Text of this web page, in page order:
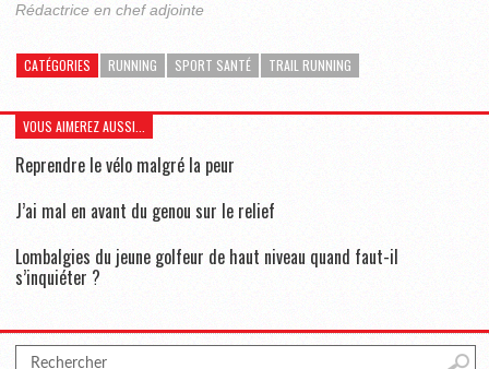
Rédactrice en chef adjointe
CATÉGORIES RUNNING SPORT SANTÉ TRAIL RUNNING
VOUS AIMEREZ AUSSI...
Reprendre le vélo malgré la peur
J’ai mal en avant du genou sur le relief
Lombalgies du jeune golfeur de haut niveau quand faut-il
s’inquiéter ?